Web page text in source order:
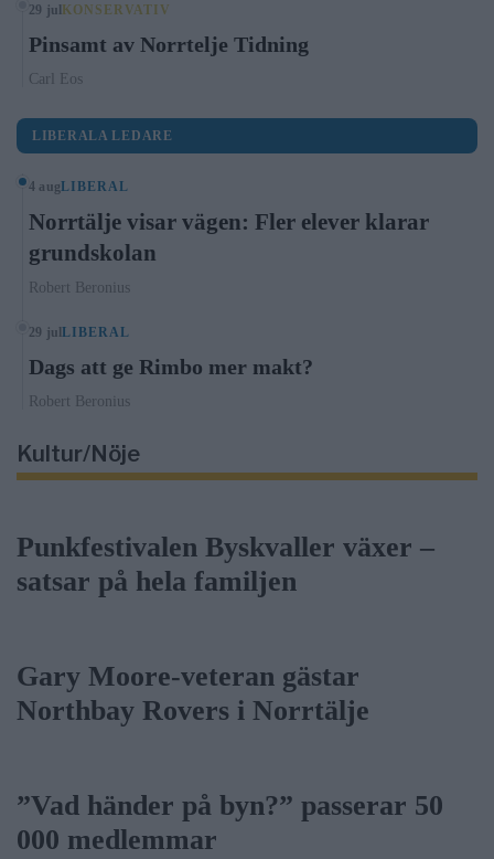
29 julKONSERVATIV
Pinsamt av Norrtelje Tidning
Carl Eos
LIBERALA LEDARE
4 augLIBERAL
Norrtälje visar vägen: Fler elever klarar
grundskolan
Robert Beronius
29 julLIBERAL
Dags att ge Rimbo mer makt?
Robert Beronius
Kultur/Nöje
Punkfestivalen Byskvaller växer –
satsar på hela familjen
Gary Moore-veteran gästar
Northbay Rovers i Norrtälje
”Vad händer på byn?” passerar 50
000 medlemmar